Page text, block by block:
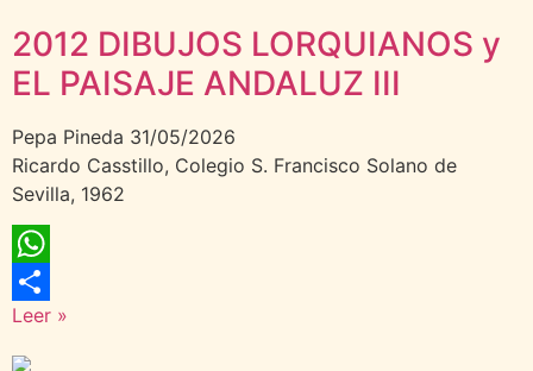
2012 DIBUJOS LORQUIANOS y
EL PAISAJE ANDALUZ III
Pepa Pineda 31/05/2026
Ricardo Casstillo, Colegio S. Francisco Solano de
Sevilla, 1962
WhatsApp
Compartir
Leer »